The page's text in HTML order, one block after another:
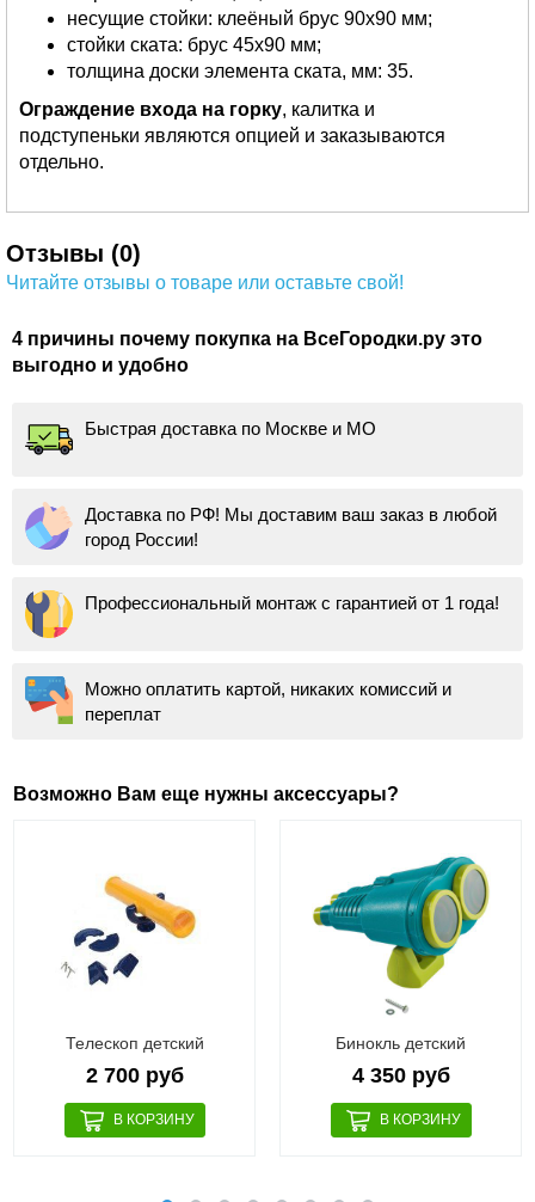
несущие стойки: клеёный брус 90х90 мм;
стойки ската: брус 45х90 мм;
толщина доски элемента ската, мм: 35.
Ограждение входа на горку, калитка и
подступеньки являются опцией и заказываются
отдельно.
Отзывы (0)
Читайте отзывы о товаре или оставьте свой!
4 причины почему покупка на ВсеГородки.ру это
выгодно и удобно
Быстрая доставка по Москве и МО
Доставка по РФ! Мы доставим ваш заказ в любой
город России!
Профессиональный монтаж с гарантией от 1 года!
Можно оплатить картой, никаких комиссий и
переплат
Возможно Вам еще нужны аксессуары?
Телескоп детский
2 700 руб
Бинокль детский
4 350 руб